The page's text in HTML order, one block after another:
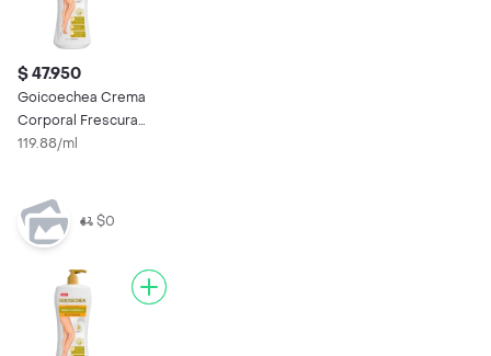
$ 47.950
Goicoechea Crema
Corporal Frescura
Arica y Manzanilla
119.88/ml
$0